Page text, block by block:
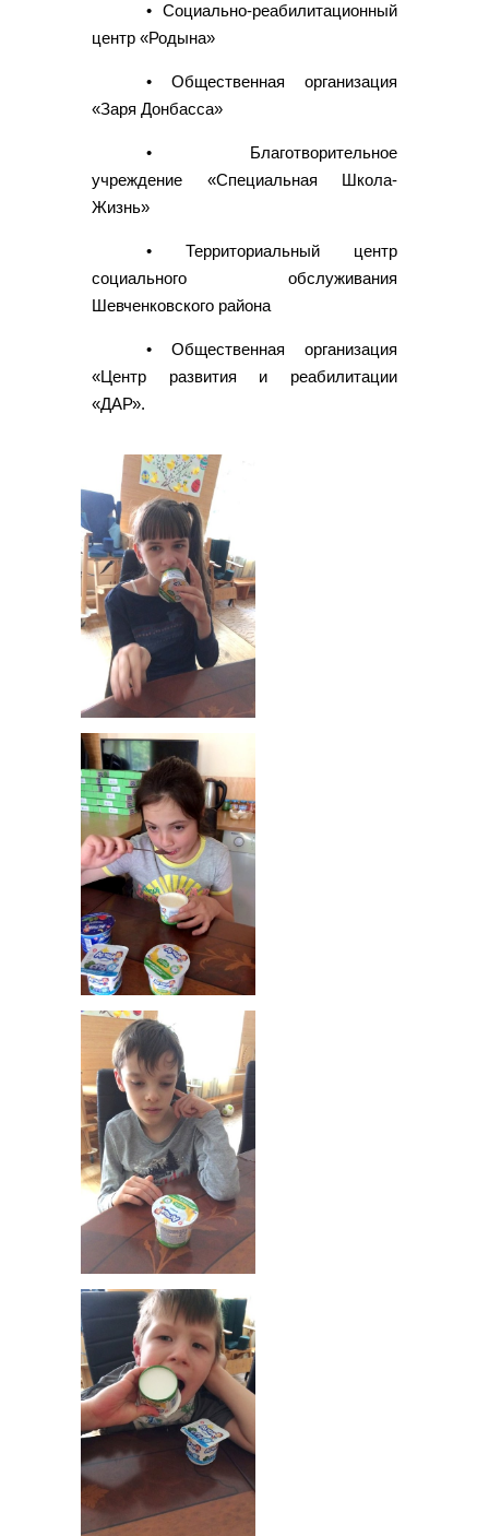
• Социально-реабилитационный
центр «Родына»
• Общественная организация
«Заря Донбасса»
• Благотворительное
учреждение «Специальная Школа-
Жизнь»
• Территориальный центр
социального обслуживания
Шевченковского района
• Общественная организация
«Центр развития и реабилитации
«ДАР».